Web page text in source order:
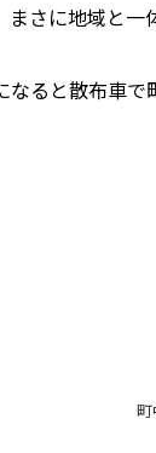
さに地域と一
ると散布車